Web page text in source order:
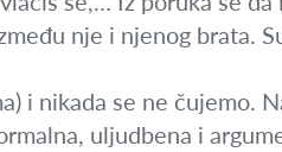
nje i njenog brata.
i nikada se ne čujemo.
uljudbena i